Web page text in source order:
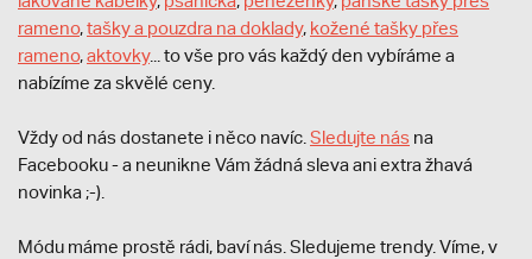
rameno,tašky a pouzdra na doklady, kožené tašky přes
rameno,aktovky... to vše pro vás každý den vybíráme a
nabízíme za skvělé ceny.
Vždy od nás dostanete i něco navíc. Sledujte nás na
Facebooku - a neunikne Vám žádná sleva ani extra žhavá
novinka ;-).
Módu máme prostě rádi, baví nás. Sledujeme trendy. Víme, v